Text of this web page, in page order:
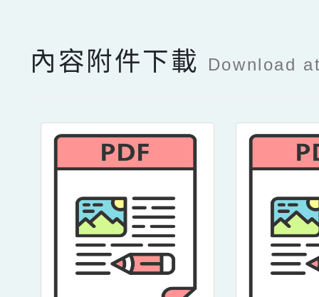
內容附件下載 Download